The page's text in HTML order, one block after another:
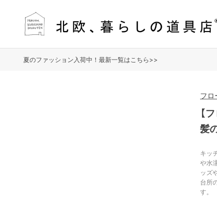
夏のファッション入荷中！最新一覧はこちら>>
フロ
【
髪
キッ
や水
ッズ
台所
す。